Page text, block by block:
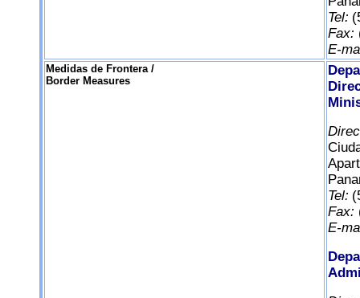
Tel:
Fax:
E-
Medidas de Frontera /
Border Measures
Tel:
Fax:
E-